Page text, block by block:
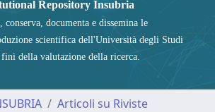
Repository Insubria
conserva, documenta e dissemina le
scientifica dell'Università degli Studi
della valutazione della ricerca.
Articoli su Riviste